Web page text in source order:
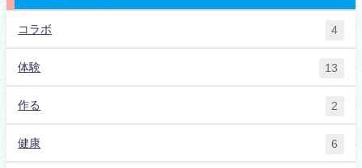
コラボ 4
体験 13
作る 2
健康 6